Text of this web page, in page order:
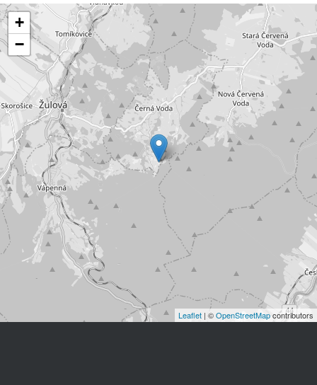
+
−
Leaflet | ©OpenStreetMapcontributors